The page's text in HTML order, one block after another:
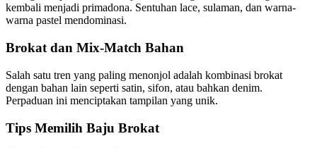
kembali menjadi primadona. Sentuhan lace, sulaman, dan warna-
warna pastel mendominasi.
Brokat dan Mix-Match Bahan
Salah satu tren yang paling menonjol adalah kombinasi brokat
dengan bahan lain seperti satin, sifon, atau bahkan denim.
Perpaduan ini menciptakan tampilan yang unik.
Tips Memilih Baju Brokat